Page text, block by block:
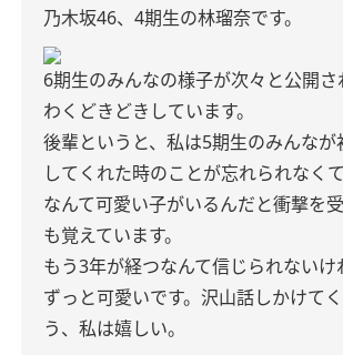
乃木坂46、4期生の林瑠奈です。
6期生のみんなの様子が次々と公開さ
わくどきどきしています。
後輩というと、私は5期生のみんな
してくれた時のことが忘れられなくて
なんて可愛い子がいるんだと衝撃を
も覚えています。
もう3年が経つなんて信じられないけ
ずっと可愛いです。沢山話しかけて
う、私は嬉しい。